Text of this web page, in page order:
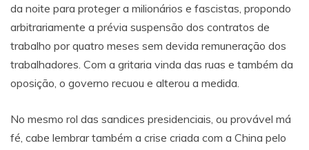
da noite para proteger a milionários e fascistas, propondo
arbitrariamente a prévia suspensão dos contratos de
trabalho por quatro meses sem devida remuneração dos
trabalhadores. Com a gritaria vinda das ruas e também da
oposição, o governo recuou e alterou a medida.
No mesmo rol das sandices presidenciais, ou provável má
fé, cabe lembrar também a crise criada com a China pelo